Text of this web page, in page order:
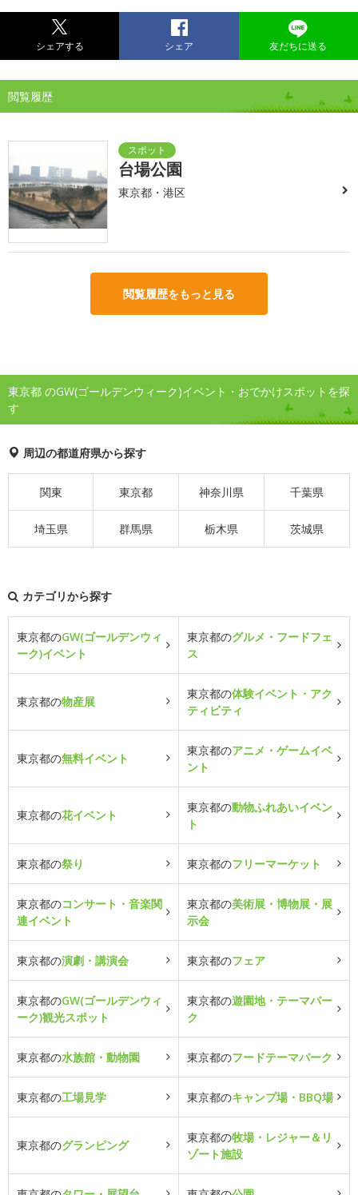
シェアする シェア 友だちに送る
閲覧履歴
台場公園
東京都・港区
閲覧履歴をもっと見る
東京都 のGW(ゴールデンウィーク)イベント・おでかけスポットを探
す
周辺の都道府県から探す
関東 東京都 神奈川県 千葉県
埼玉県 群馬県 栃木県 茨城県
カテゴリから探す
東京都のGW(ゴールデンウィ
ーク)イベント
東京都のグルメ・フードフェ
ス
東京都の物産展
東京都の体験イベント・アク
ティビティ
東京都の無料イベント
東京都のアニメ・ゲームイベ
ント
東京都の花イベント
東京都の動物ふれあいイベン
ト
東京都の祭り 東京都のフリーマーケット
東京都のコンサート・音楽関
連イベント
東京都の美術展・博物展・展
示会
東京都の演劇・講演会 東京都のフェア
東京都のGW(ゴールデンウィ
ーク)観光スポット
東京都の遊園地・テーマパー
ク
東京都の水族館・動物園 東京都のフードテーマパーク
東京都の工場見学 東京都のキャンプ場・BBQ場
東京都のグランピング
東京都の牧場・レジャー＆リ
ゾート施設